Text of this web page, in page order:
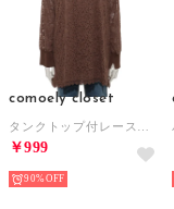
comoely closet
￥999
90%